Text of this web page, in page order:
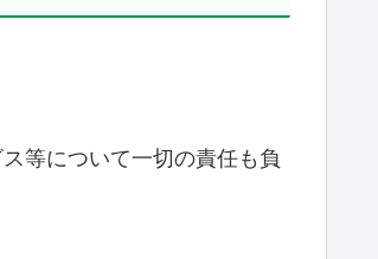
等について一切の責任も負